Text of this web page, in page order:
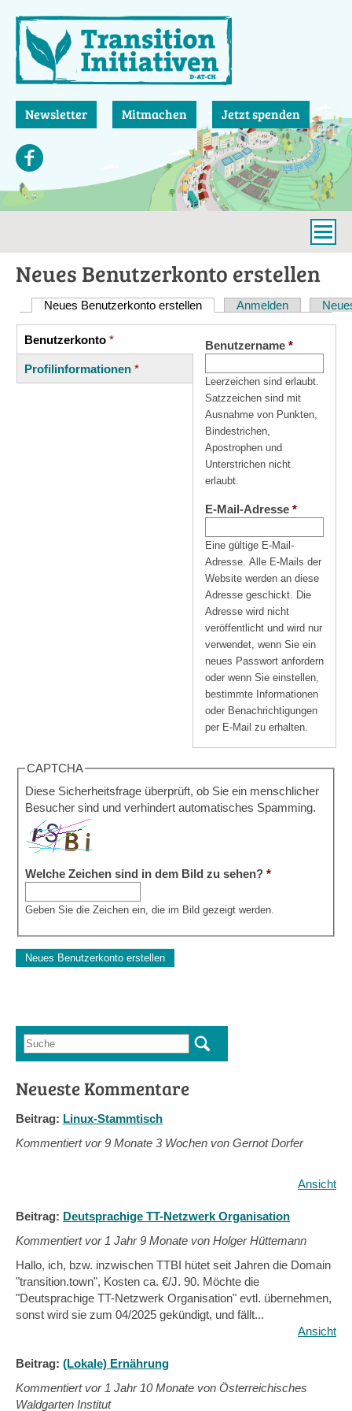
zum
Inhalt
Newsletter Mitmachen Jetzt spenden
Neues Benutzerkonto erstellen
Haupt-
Reiter
Neues Benutzerkonto erstellen (aktiver Reiter)
Anmelden
Vertikale
Reiter
Benutzerkonto *
(aktiver
Reiter)
Profilinformationen *
Benutzername *
Leerzeichen sind erlaubt.
Satzzeichen sind mit
Ausnahme von Punkten,
Bindestrichen,
Apostrophen und
Unterstrichen nicht
erlaubt.
E-Mail-Adresse *
Eine gültige E-Mail-
Adresse. Alle E-Mails der
Website werden an diese
Adresse geschickt. Die
Adresse wird nicht
veröffentlicht und wird nur
verwendet, wenn Sie ein
neues Passwort anfordern
oder wenn Sie einstellen,
bestimmte Informationen
oder Benachrichtigungen
per E-Mail zu erhalten.
CAPTCHA
Diese Sicherheitsfrage überprüft, ob Sie ein menschlicher
Besucher sind und verhindert automatisches Spamming.
Welche Zeichen sind in dem Bild zu sehen? *
Geben Sie die Zeichen ein, die im Bild gezeigt werden.
Suchformular
Suche
Neueste Kommentare
Beitrag: Linux-Stammtisch
Kommentiert vor9 Monate 3 Wochen von Gernot Dorfer
Ansicht
Beitrag: Deutsprachige TT-Netzwerk Organisation
Kommentiert vor 1 Jahr 9 Monate von Holger Hüttemann
Hallo, ich, bzw. inzwischen TTBI hütet seit Jahren die Domain
"transition.town", Kosten ca. €/J. 90. Möchte die
"Deutsprachige TT-Netzwerk Organisation" evtl. übernehmen,
sonst wird sie zum 04/2025 gekündigt, und fällt...
Ansicht
Beitrag: (Lokale) Ernährung
Kommentiert vor 1 Jahr 10 Monate von Österreichisches
Waldgarten Institut